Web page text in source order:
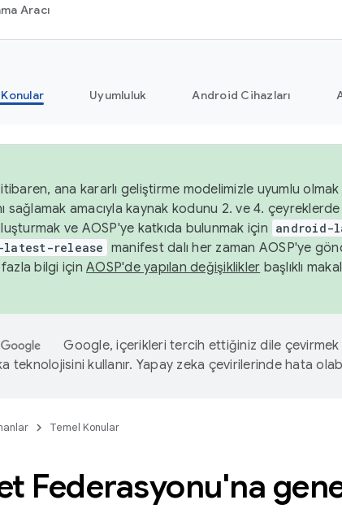
Aracı
Uyumluluk Android Cihazları
ana kararlı geliştirme modelimizle uyumlu
sağlamak amacıyla kaynak kodunu 2. ve 4.
ve AOSP'ye katkıda bulunmak için android-
latest-release manifest dalı her zaman AOSP'ye
fazla bilgi için AOSP'de yapılan değişiklikler başlıklı
Google, içerikleri tercih ettiğiniz dile çevirmek
teknolojisini kullanır. Yapay zeka çevirilerinde hata
Temel Konular
Federasyonu'na